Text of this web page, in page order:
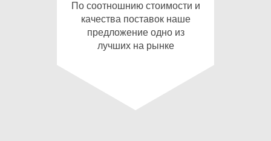
По соотношнию стоимости и
качества поставок наше
предложение одно из
лучших на рынке